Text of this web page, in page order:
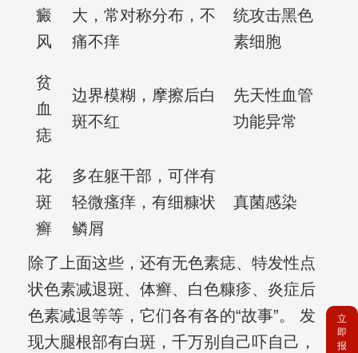
癜
风
大，常对称分布，不
痛不痒
统攻击黑色
素细胞
贫
血
痣
边界模糊，摩擦后白
斑不红
先天性血管
功能异常
花
斑
癣
多在躯干部，可伴有
轻微瘙痒，有细糠状
鳞屑
真菌感染
除了上面这些，还有无色素痣、特发性点
状色素减退斑、体癣、白色糠疹、炎症后
色素减退等等，它们各有各的“故事”。 发
现大腿根部有白斑，千万别自己吓自己，
立
即
报